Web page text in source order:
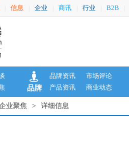
信息 企业 商讯 行业 B2B
品牌
品牌资讯
市场评论
产品资讯
商业动态
业聚焦 > 详细信息